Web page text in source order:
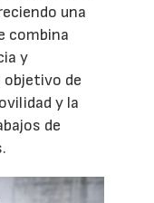
una
combina
y
objetivo de
y la
de